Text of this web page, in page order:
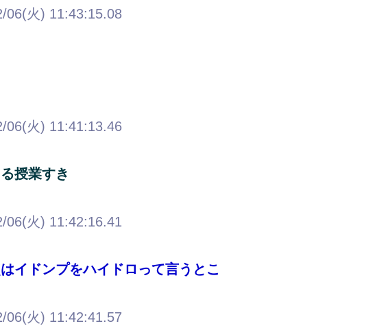
06(火) 11:43:15.08
06(火) 11:41:13.46
授業すき
06(火) 11:42:16.41
イドンプをハイドロって言うとこ
06(火) 11:42:41.57